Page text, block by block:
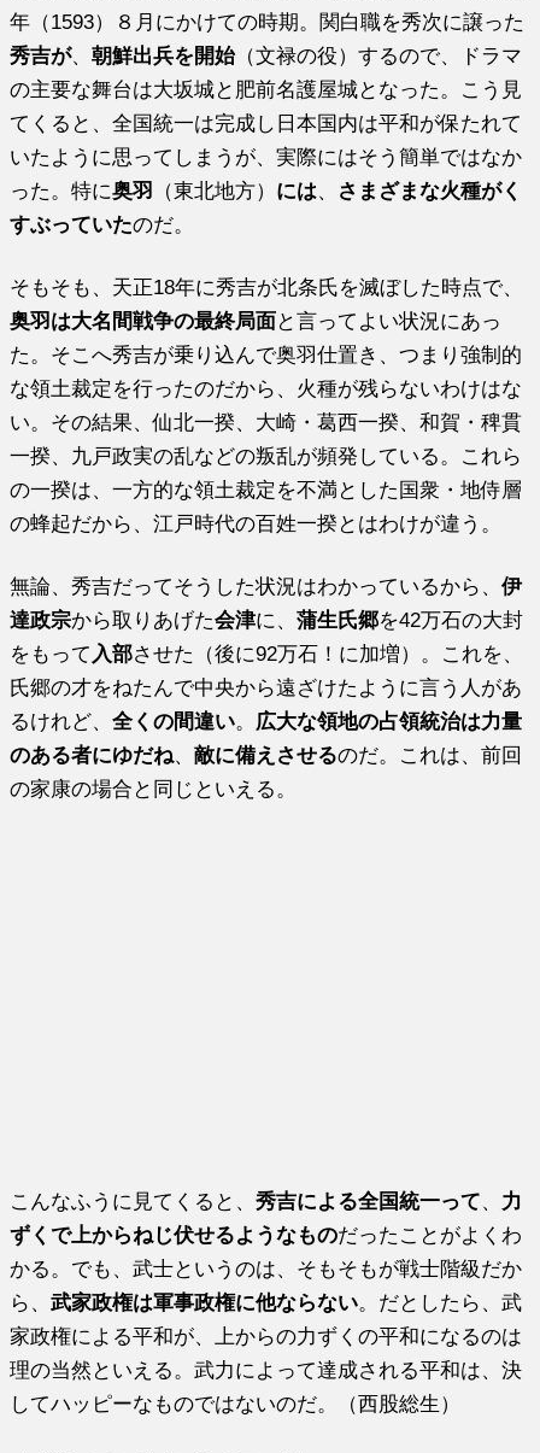
年（1593）８月にかけての時期。関白職を秀次に譲った
秀吉が、朝鮮出兵を開始（文禄の役）するので、ドラマ
の主要な舞台は大坂城と肥前名護屋城となった。こう見
てくると、全国統一は完成し日本国内は平和が保たれて
いたように思ってしまうが、実際にはそう簡単ではなか
った。特に奥羽 （東北地方） には、 さまざまな火種がく
すぶっていたのだ。
そもそも、天正18年に秀吉が北条氏を滅ぼした時点で、
奥羽は大名間戦争の最終局面と言ってよい状況にあっ
た。そこへ秀吉が乗り込んで奥羽仕置き、つまり強制的
な領土裁定を行ったのだから、火種が残らないわけはな
い。その結果、仙北一揆、大崎・葛西一揆、和賀・稗貫
一揆、九戸政実の乱などの叛乱が頻発している。これら
の一揆は、一方的な領土裁定を不満とした国衆・地侍層
の蜂起だから、江戸時代の百姓一揆とはわけが違う。
無論、秀吉だってそうした状況はわかっているから、伊
達政宗から取りあげた会津に、蒲生氏郷を42万石の大封
をもって 入部させた（後に92万石！に加増）。これを、
氏郷の才をねたんで中央から遠ざけたように言う人があ
るけれど、全くの間違い。 広大な領地の占領統治は力量
のある者にゆだね、敵に備えさせるのだ。これは、前回
の家康の場合と同じといえる。
こんなふうに見てくると、秀吉による全国統一って、 力
ずくで上からねじ伏せるようなものだったことがよくわ
かる。でも、武士というのは、そもそもが戦士階級だか
ら、武家政権は軍事政権に他ならない。だとしたら、武
家政権による平和が、上からの力ずくの平和になるのは
理の当然といえる。武力によって達成される平和は、決
してハッピーなものではないのだ。（西股総生）